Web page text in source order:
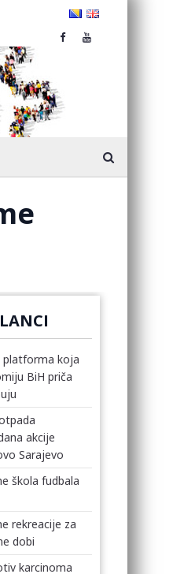
koja
BiH priča
akcije
Sarajevo
škola fudbala
rekreacije za
dobi
karcinoma